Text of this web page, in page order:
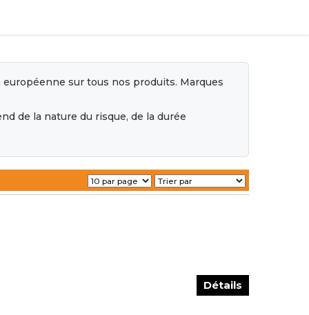
sur tous nos produits. Marques
de la nature du risque, de la durée
Détails